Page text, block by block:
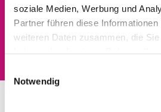
soziale Medien, Werbung und
Partner führen diese
weiteren Daten zusammen, die
Notwendig
Dies könnte